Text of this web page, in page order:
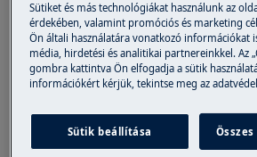
Megoldás
Minden karbantartási művelet
készüléket, és húzza ki a hálózati
A készülékek mozgatásakor mindig
Sütiket és más technológiákat használunk az
érdekében, valamint promóciós és marketing
Ön általi használatára vonatkozó információkat
média, hirdetési és analitikai partnereinkkel. Az
gombra kattintva Ön elfogadja a sütik
információkért kérjük, tekintse meg az
Sütik beállítása